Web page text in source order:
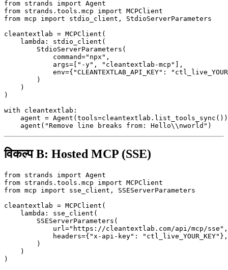
from strands import
from strands.tools.mcp import
from mcp import stdio_client, StdioServerParameters
cleantextlab = MCPClient(
lambda : stdio_client(
        StdioServerParameters(
            command=
"npx" ,
            args=[
"-y" , "cleantextlab-mcp"
],
            env={
"CLEANTEXTLAB_API_KEY" :
        )
    )
)
with cleantextlab:
    agent = Agent(tools=cleantextlab.list_tools_sync())
    agent(
"Remove line breaks from: Hello\\nworld"
विकल्प B: Hosted MCP (SSE)
from strands import
from strands.tools.mcp import
from mcp import sse_client, SSEServerParameters
cleantextlab = MCPClient(
lambda : sse_client(
        SSEServerParameters(
            url=
"https://cleantextlab.com/api/mcp/sse" ,
            headers={
"x-api-key" : "ctl_live_YOUR_KEY" },
        )
    )
)